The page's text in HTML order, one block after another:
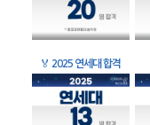
🏅 2025 연세대 합격